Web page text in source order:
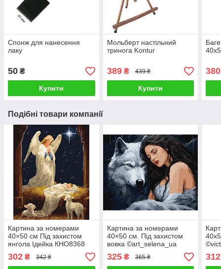
Спонж для нанесення
лаку
50 ₴
Купити
Мольберт настільний
тринога Kontur
389₴ 439 ₴
Купити
380
Подібні товари компанії
Картина за номерами
40×50 см Під захистом
янгола Ідейка КНО8368
302 ₴ 342 ₴
Картина за номерами
40×50 см. Під захистом
вовка ©art_selena_ua
325₴ 365 ₴ 312